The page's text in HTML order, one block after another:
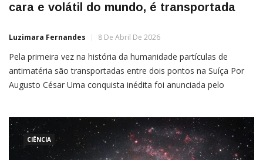
cara e volátil do mundo, é transportada
Luzimara Fernandes 8 De Abril De 2026
Pela primeira vez na história da humanidade partículas de
antimatéria são transportadas entre dois pontos na Suíça Por
Augusto César Uma conquista inédita foi anunciada pelo
ponto à outro, e mais, de caminhão. Vale a pena lembrar que
CIÊNCIA